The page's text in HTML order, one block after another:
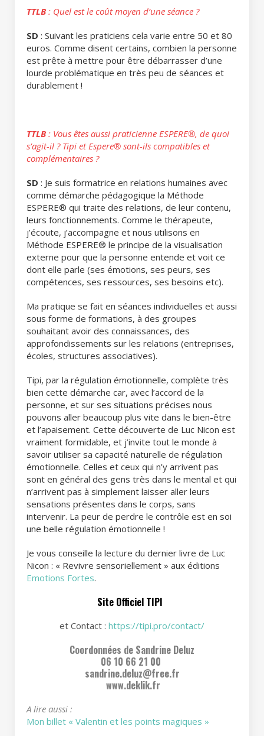
TTLB : Quel est le coût moyen d’une séance ?
SD : Suivant les praticiens cela varie entre 50 et 80
euros. Comme disent certains, combien la personne
est prête à mettre pour être débarrasser d’une
lourde problématique en très peu de séances et
durablement !
TTLB : Vous êtes aussi praticienne ESPERE®, de quoi
s’agit-il ? Tipi et Espere® sont-ils compatibles et
complémentaires ?
SD : Je suis formatrice en relations humaines avec
comme démarche pédagogique la Méthode
ESPERE® qui traite des relations, de leur contenu,
leurs fonctionnements. Comme le thérapeute,
j’écoute, j’accompagne et nous utilisons en
Méthode ESPERE® le principe de la visualisation
externe pour que la personne entende et voit ce
dont elle parle (ses émotions, ses peurs, ses
compétences, ses ressources, ses besoins etc).
Ma pratique se fait en séances individuelles et aussi
sous forme de formations, à des groupes
souhaitant avoir des connaissances, des
approfondissements sur les relations (entreprises,
écoles, structures associatives).
Tipi, par la régulation émotionnelle, complète très
bien cette démarche car, avec l’accord de la
personne, et sur ses situations précises nous
pouvons aller beaucoup plus vite dans le bien-être
et l’apaisement. Cette découverte de Luc Nicon est
vraiment formidable, et j’invite tout le monde à
savoir utiliser sa capacité naturelle de régulation
émotionnelle. Celles et ceux qui n’y arrivent pas
sont en général des gens très dans le mental et qui
n’arrivent pas à simplement laisser aller leurs
sensations présentes dans le corps, sans
intervenir. La peur de perdre le contrôle est en soi
une belle régulation émotionnelle !
Je vous conseille la lecture du dernier livre de Luc
Nicon : « Revivre sensoriellement » aux éditions
Emotions Fortes.
Site Officiel TIPI
et Contact : https://tipi.pro/contact/
Coordonnées de Sandrine Deluz
06 10 66 21 00
sandrine.deluz@free.fr
www.deklik.fr
A lire aussi :
Mon billet « Valentin et les points magiques »